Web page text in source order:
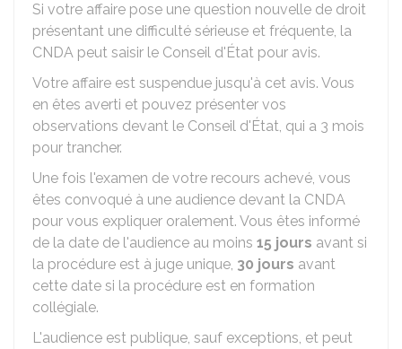
Si votre affaire pose une question nouvelle de droit
présentant une difficulté sérieuse et fréquente, la
CNDA peut saisir le Conseil d'État pour avis.
Votre affaire est suspendue jusqu'à cet avis. Vous
en êtes averti et pouvez présenter vos
observations devant le Conseil d'État, qui a 3 mois
pour trancher.
Une fois l'examen de votre recours achevé, vous
êtes convoqué à une audience devant la CNDA
pour vous expliquer oralement. Vous êtes informé
de la date de l'audience au moins 15 jours avant si
la procédure est à juge unique, 30 jours avant
cette date si la procédure est en formation
collégiale.
L'audience est publique, sauf exceptions, et peut